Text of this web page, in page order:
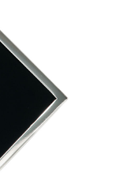
kaufen 2018
zu Fasching &
zu Halloween